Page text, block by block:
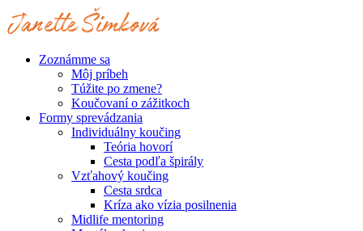
Preskočiť
na
Zoznámme sa
Môj príbeh
Túžite po zmene?
Koučovaní o zážitkoch
Formy sprevádzania
Individuálny koučing
Teória hovorí
Cesta podľa špirály
Vzťahový koučing
Cesta srdca
Kríza ako vízia posilnenia
Midlife mentoring